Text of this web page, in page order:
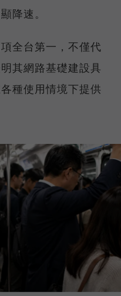
降速。
全台第一，不僅代
其網路基礎建設具
種使用情境下提供